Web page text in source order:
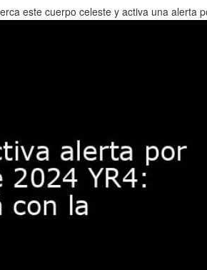
este cuerpo celeste y activa una alerta